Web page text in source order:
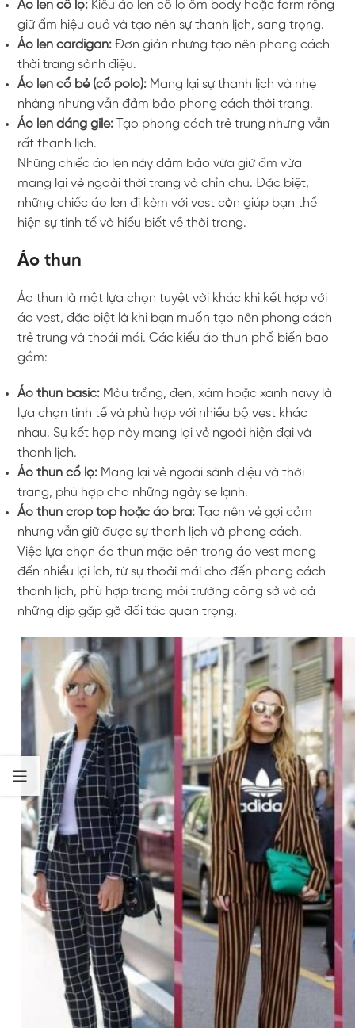
Áo len cổ lọ: Kiểu áo len cổ lọ ôm body hoặc form rộng
giữ ấm hiệu quả và tạo nên sự thanh lịch, sang trọng.
Áo len cardigan: Đơn giản nhưng tạo nên phong cách
thời trang sành điệu.
Áo len cổ bẻ (cổ polo): Mang lại sự thanh lịch và nhẹ
nhàng nhưng vẫn đảm bảo phong cách thời trang.
Áo len dáng gile: Tạo phong cách trẻ trung nhưng vẫn
rất thanh lịch.
Những chiếc áo len này đảm bảo vừa giữ ấm vừa
mang lại vẻ ngoài thời trang và chỉn chu. Đặc biệt,
những chiếc áo len đi kèm với vest còn giúp bạn thể
hiện sự tinh tế và hiểu biết về thời trang.
Áo thun
Áo thun là một lựa chọn tuyệt vời khác khi kết hợp với
áo vest, đặc biệt là khi bạn muốn tạo nên phong cách
trẻ trung và thoải mái. Các kiểu áo thun phổ biến bao
gồm:
Áo thun basic: Màu trắng, đen, xám hoặc xanh navy là
lựa chọn tinh tế và phù hợp với nhiều bộ vest khác
nhau. Sự kết hợp này mang lại vẻ ngoài hiện đại và
thanh lịch.
Áo thun cổ lọ: Mang lại vẻ ngoài sành điệu và thời
trang, phù hợp cho những ngày se lạnh.
Áo thun crop top hoặc áo bra: Tạo nên vẻ gợi cảm
nhưng vẫn giữ được sự thanh lịch và phong cách.
Việc lựa chọn áo thun mặc bên trong áo vest mang
đến nhiều lợi ích, từ sự thoải mái cho đến phong cách
thanh lịch, phù hợp trong môi trường công sở và cả
những dịp gặp gỡ đối tác quan trọng.